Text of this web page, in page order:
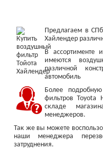
Колодки
от 900 ₽
Предлагаем в
Хайлендер
В ассортименте
имеются
различной
автомобиль
Более
фильтров Toyota
складе
менеджеров.
Так же вы можете
наши менеджера
затруднения.